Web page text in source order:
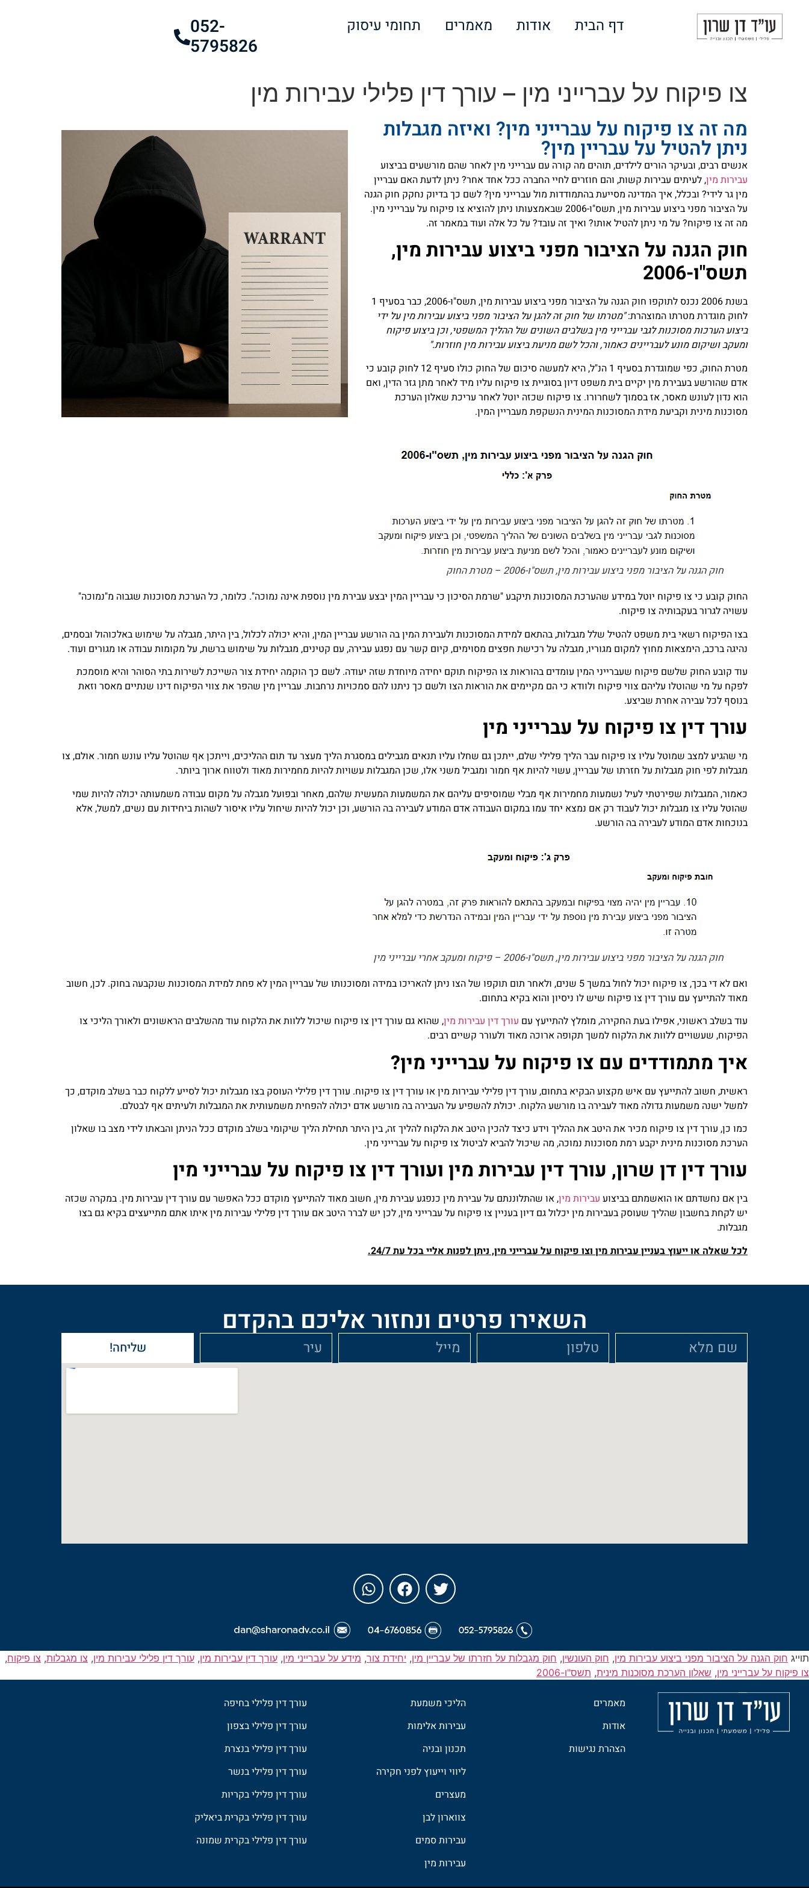
דף הבית אודות מאמרים תחומי עיסוק
052-
5795826
צו פיקוח על עברייני מין – עורך דין פלילי עבירות מין
מה זה צו פיקוח על עברייני מין? ואיזה מגבלות
ניתן להטיל על עבריין מין?
אנשים רבים, ובעיקר הורים לילדים, תוהים מה קורה עם עברייני מין לאחר שהם מורשעים בביצוע
עבירות מין, לעיתים עבירות קשות, והם חוזרים לחיי החברה ככל אחד אחר? ניתן לדעת האם עבריין
מין גר לידי? ובכלל, איך המדינה מסייעת בהתמודדות מול עברייני מין? לשם כך בדיוק נחקק חוק הגנה
על הציבור מפני ביצוע עבירות מין, תשס"ו-2006 שבאמצעותו ניתן להוציא צו פיקוח על עברייני מין.
מה זה צו פיקוח? על מי ניתן להטיל אותו? ואיך זה עובד? על כל אלה ועוד במאמר זה.
חוק הגנה על הציבור מפני ביצוע עבירות מין,
תשס"ו-2006
בשנת 2006 נכנס לתוקפו חוק הגנה על הציבור מפני ביצוע עבירות מין, תשס"ו-2006, כבר בסעיף 1
לחוק מוגדרת מטרתו המוצהרת:"מטרתו של חוק זה להגן על הציבור מפני ביצוע עבירות מין על ידי
ביצוע הערכות מסוכנות לגבי עברייני מין בשלבים השונים של ההליך המשפטי, וכן ביצוע פיקוח
ומעקב ושיקום מונע לעבריינים כאמור, והכל לשם מניעת ביצוע עבירות מין חוזרות."
מטרת החוק, כפי שמוגדרת בסעיף 1 הנ"ל, היא למעשה סיכום של החוק כולו סעיף 12 לחוק קובע כי
אדם שהורשע בעבירת מין יקיים בית משפט דיון בסוגיית צו פיקוח עליו מיד לאחר מתן גזר הדין, ואם
הוא נדון לעונש מאסר, אז בסמוך לשחרורו. צו פיקוח שכזה יוטל לאחר עריכת שאלון הערכת
מסוכנות מינית וקביעת מידת המסוכנות המינית הנשקפת מעבריין המין.
חוק הגנה על הציבור מפני ביצוע עבירות מין, תשס"ו-2006 – מטרת החוק
החוק קובע כי צו פיקוח יוטל במידע שהערכת המסוכנות תיקבע "שרמת הסיכון כי עבריין המין יבצע עבירת מין נוספת אינה נמוכה". כלומר, כל הערכת מסוכנות שגבוה מ"נמוכה"
עשויה לגרור בעקבותיה צו פיקוח.
בצו הפיקוח רשאי בית משפט להטיל שלל מגבלות, בהתאם למידת המסוכנות ולעבירת המין בה הורשע עבריין המין, והיא יכולה לכלול, בין היתר, מגבלה על שימוש באלכוהול ובסמים,
נהיגה ברכב, הימצאות מחוץ למקום מגוריו, מגבלה על רכישת חפצים מסוימים, קיום קשר עם נפגע עבירה, עם קטינים, מגבלות על שימוש ברשת, על מקומות עבודה או מגורים ועוד.
עוד קובע החוק שלשם פיקוח שעברייני המין עומדים בהוראות צו הפיקוח תוקם יחידה מיוחדת שזה יעודה. לשם כך הוקמה יחידת צור השייכת לשירות בתי הסוהר והיא מוסמכת
לפקח על מי שהוטלו עליהם צווי פיקוח ולוודא כי הם מקיימים את הוראות הצו ולשם כך ניתנו להם סמכויות נרחבות. עבריין מין שהפר את צווי הפיקוח דינו שנתיים מאסר וזאת
בנוסף לכל עבירה אחרת שביצע.
עורך דין צו פיקוח על עברייני מין
מי שהגיע למצב שמוטל עליו צו פיקוח עבר הליך פלילי שלם, ייתכן גם שחלו עליו תנאים מגבילים במסגרת הליך מעצר עד תום ההליכים, וייתכן אף שהוטל עליו עונש חמור. אולם, צו
מגבלות לפי חוק מגבלות על חזרתו של עבריין, עשוי להיות אף חמור ומגביל משני אלו, שכן המגבלות עשויות להיות מחמירות מאוד ולטווח ארוך ביותר.
כאמור, המגבלות שפירטתי לעיל נשמעות מחמירות אף מבלי שמוסיפים עליהם את המשמעות המעשית שלהם, מאחר ובפועל מגבלה על מקום עבודה משמעותה יכולה להיות שמי
שהוטל עליו צו מגבלות יכול לעבוד רק אם נמצא יחד עמו במקום העבודה אדם המודע לעבירה בה הורשע, וכן יכול להיות שיחול עליו איסור לשהות ביחידות עם נשים, למשל, אלא
בנוכחות אדם המודע לעבירה בה הורשע.
חוק הגנה על הציבור מפני ביצוע עבירות מין, תשס"ו-2006 – פיקוח ומעקב אחרי עברייני מין
ואם לא די בכך, צו פיקוח יכול לחול במשך 5 שנים, ולאחר תום תוקפו של הצו ניתן להאריכו במידה ומסוכנותו של עבריין המין לא פחת למידת המסוכנות שנקבעה בחוק. לכן, חשוב
מאוד להתייעץ עם עורך דין צו פיקוח שיש לו ניסיון והוא בקיא בתחום.
עוד בשלב ראשוני, אפילו בעת החקירה, מומלץ להתייעץ עם עורך דין עבירות מין, שהוא גם עורך דין צו פיקוח שיכול ללוות את הלקוח עוד מהשלבים הראשונים ולאורך הליכי צו
הפיקוח, שעשויים ללוות את הלקוח למשך תקופה ארוכה מאוד ולעורר קשיים רבים.
איך מתמודדים עם צו פיקוח על עברייני מין?
ראשית, חשוב להתייעץ עם איש מקצוע הבקיא בתחום, עורך דין פלילי עבירות מין או עורך דין צו פיקוח. עורך דין פלילי העוסק בצו מגבלות יכול לסייע ללקוח כבר בשלב מוקדם, כך
למשל ישנה משמעות גדולה מאוד לעבירה בו מורשע הלקוח. יכולת להשפיע על העבירה בה מורשע אדם יכולה להפחית משמעותית את המגבלות ולעיתים אף לבטלם.
כמו כן, עורך דין צו פיקוח מכיר את היטב את ההליך וידע כיצד להכין היטב את הלקוח להליך זה, בין היתר תחילת הליך שיקומי בשלב מוקדם ככל הניתן והבאתו לידי מצב בו שאלון
הערכת מסוכנות מינית יקבע רמת מסוכנות נמוכה, מה שיכול להביא לביטול צו פיקוח על עברייני מין.
עורך דין דן שרון, עורך דין עבירות מין ועורך דין צו פיקוח על עברייני מין
בין אם נחשדתם או הואשמתם בביצוע עבירות מין, או שהתלוננתם על עבירת מין כנפגע עבירת מין, חשוב מאוד להתייעץ מוקדם ככל האפשר עם עורך דין עבירות מין. במקרה שכזה
יש לקחת בחשבון שהליך שעוסק בעבירות מין יכלול גם דיון בעניין צו פיקוח על עברייני מין, לכן יש לברר היטב אם עורך דין פלילי עבירות מין איתו אתם מתייעצים בקיא גם בצו
מגבלות.
לכל שאלה או ייעוץ בעניין עבירות מין וצו פיקוח על עברייני מין, ניתן לפנות אליי בכל עת 24/7.
השאירו פרטים ונחזור אליכם בהקדם
שליחה!
תוייג חוק הגנה על הציבור מפני ביצוע עבירות מין, חוק העונשין, חוק מגבלות על חזרתו של עבריין מין, יחידת צור, מידע על עברייני מין, עורך דין עבירות מין, עורך דין פלילי עבירות מין, צו מגבלות, צו פיקוח,
צו פיקוח על עברייני מין, שאלון הערכת מסוכנות מינית, תשס"ו-2006
מאמרים
אודות
הצהרת נגישות
הליכי משמעת
עבירות אלימות
תכנון ובניה
ליווי וייעוץ לפני חקירה
מעצרים
צווארון לבן
עבירות סמים
עבירות מין
עורך דין פלילי בחיפה
עורך דין פלילי בצפון
עורך דין פלילי בנצרת
עורך דין פלילי בנשר
עורך דין פלילי בקריות
עורך דין פלילי בקרית ביאליק
עורך דין פלילי בקרית שמונה